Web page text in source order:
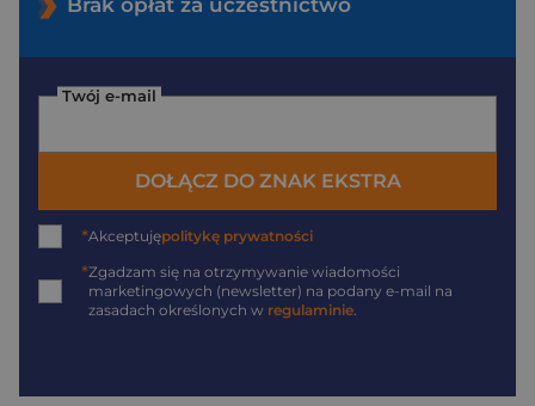
Twój e-mail
DOŁĄCZ DO ZNAK EKSTRA
*Akceptujępolitykę prywatności
*Zgadzam się na otrzymywanie wiadomości
marketingowych (newsletter) na podany e-mail na
zasadach określonych w regulaminie